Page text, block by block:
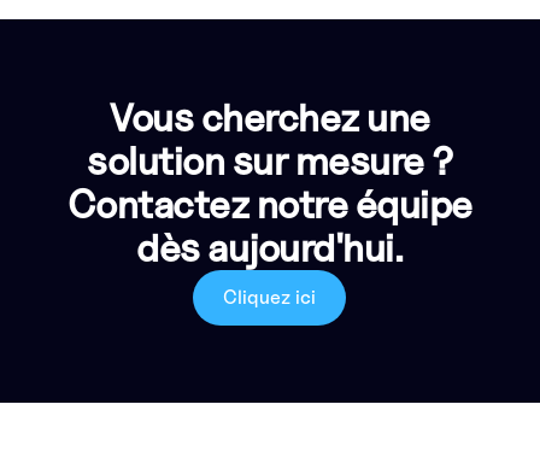
Vous cherchez une
solution sur mesure ?
Contactez notre équipe
dès aujourd'hui.
Cliquez ici